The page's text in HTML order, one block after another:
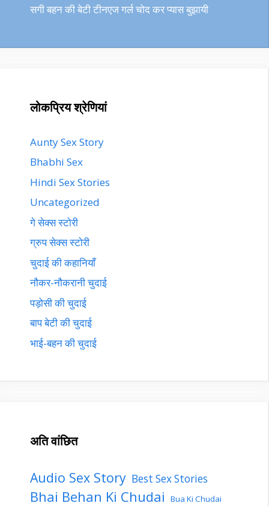
सगी बहन की बेटी टीनएज गर्ल चोद कर प्यास बुझायी
लोकप्रिय श्रेणियां
Aunty Sex Story
Bhabhi Sex
Hindi Sex Stories
Uncategorized
गे सेक्स स्टोरी
ग्रुप सेक्स स्टोरी
चुदाई की कहानियाँ
नौकर-नौकरानी चुदाई
पड़ोसी की चुदाई
बाप बेटी की चुदाई
भाई-बहन की चुदाई
अति वांछित
Audio Sex Story Best Sex Stories
Bhai Behan Ki Chudai Bua Ki Chudai